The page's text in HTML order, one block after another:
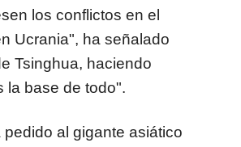
los conflictos en el
Ucrania", ha señalado
Tsinghua, haciendo
la base de todo".
al gigante asiático